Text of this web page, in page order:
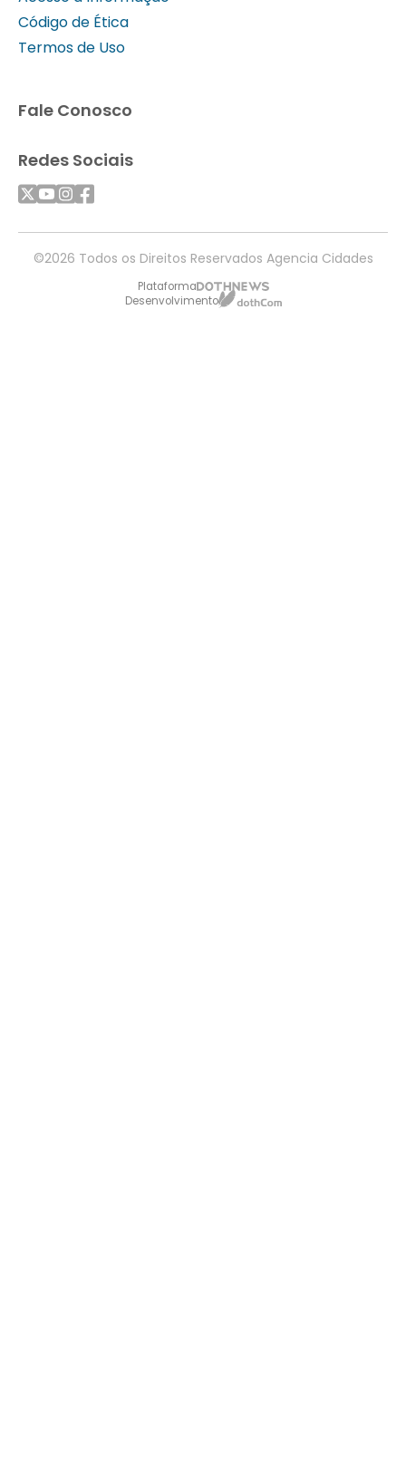
Código de Ética
Termos de Uso
Fale Conosco
Redes Sociais
©2026 Todos os Direitos Reservados Agencia Cidades
Plataforma
Desenvolvimento